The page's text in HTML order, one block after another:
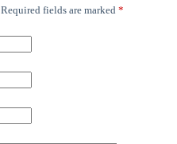
Required fields are marked *